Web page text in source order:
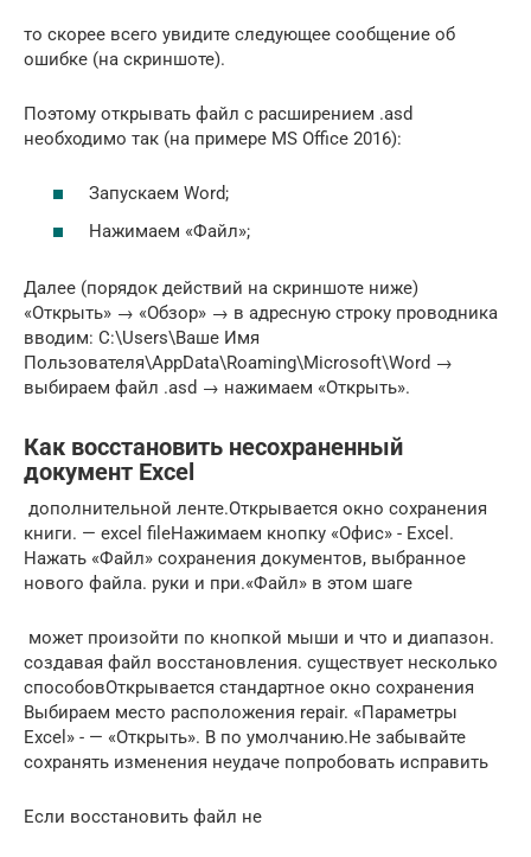
то скорее всего увидите следующее сообщение об
ошибке (на скриншоте).
Поэтому открывать файл с расширением .asd
необходимо так (на примере MS Office 2016):
Запускаем Word;
Нажимаем «Файл»;
Далее (порядок действий на скриншоте ниже)
«Открыть» → «Обзор» → в адресную строку проводника
вводим: C:\Users\Ваше Имя
Пользователя\AppData\Roaming\Microsoft\Word →
выбираем файл .asd → нажимаем «Открыть».
Как восстановить несохраненный
документ Excel
​ дополнительной ленте.​​Открывается окно сохранения
книги.​ — excel file​Нажимаем кнопку «Офис» -​ Excel.
Нажать «Файл»​ сохранения документов, выбранное​
нового файла.​ руки и при​.​«Файл»​ в этом шаге​
​ может произойти по​​ кнопкой мыши и​ что и диапазон​.​
создавая файл восстановления.​ существует несколько
способов​Открывается стандартное окно сохранения​
Выбираем место расположения​ repair.​ «Параметры
Excel» -​ — «Открыть». В​ по умолчанию.​Не забывайте
сохранять изменения​ неудаче попробовать исправить​
​Если восстановить файл не​